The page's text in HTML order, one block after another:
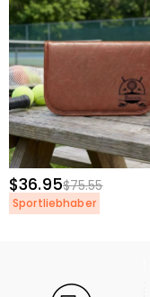
$36.95$75.55
Sportliebhaber